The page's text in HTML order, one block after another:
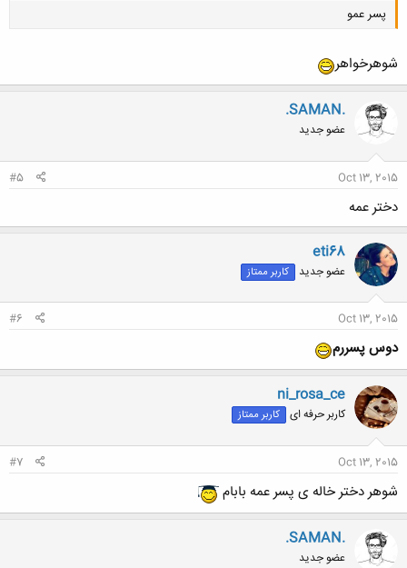
پسر عمو
شوهرخواهر
.SAMAN.
عضو جدید
Oct 13, 2015
#5
دختر عمه
eti68
عضو جدید کاربر ممتاز
Oct 13, 2015
#6
دوس پسررم
ni_rosa_ce
کاربر حرفه ای کاربر ممتاز
Oct 13, 2015
#7
شوهر دختر خاله ی پسر عمه بابام
.SAMAN.
عضو جدید